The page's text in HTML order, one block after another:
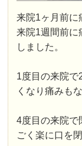
来院1ヶ月前に
来院1週間前に
しました。
1度目の来院で
くなり痛みも
4度目の来院で
ごく楽に口を